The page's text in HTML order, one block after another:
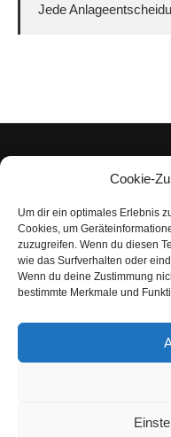
Cookie-
Um dir ein optimales Erlebnis
Cookies, um
zuzugreifen. Wenn du diesen
wie das Surfverhalten oder
Wenn du deine Zustimmung
bestimmte Merkmale und
Jede
Impressum
Datenschutzerklärung
Nutzungsbedingungen |
AGB